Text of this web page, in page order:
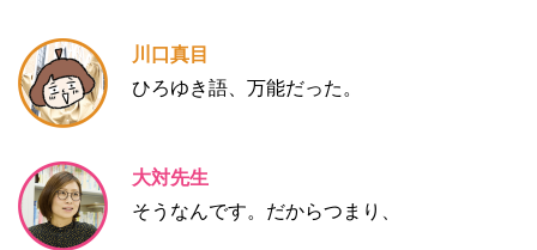
川口真目
ひろゆき語、万能だった。
大対先生
そうなんです。だからつまり、